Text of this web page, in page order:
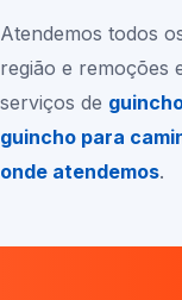
Atendemos todos
região e remoções
serviços de
guincho para
onde atendemos.